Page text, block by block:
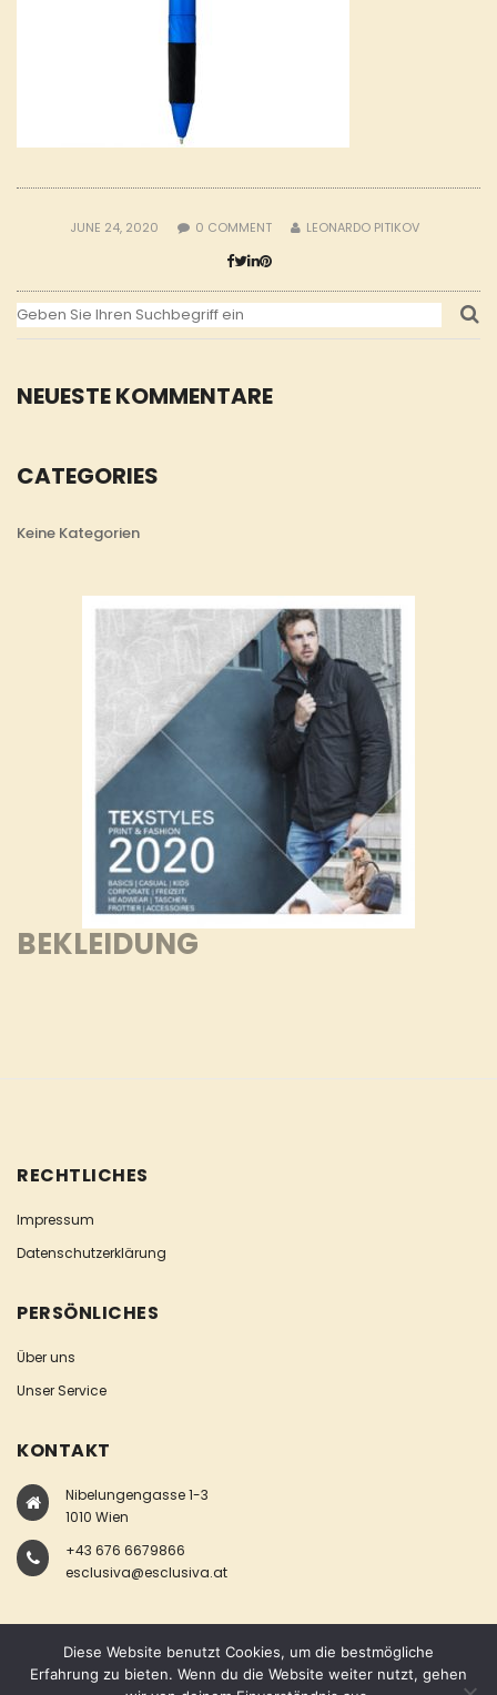
NEUESTE KOMMENTARE
CATEGORIES
Keine Kategorien
BEKLEIDUNG
JUNE 24, 2020 0 COMMENT LEONARDO PITIKOV
RECHTLICHES
Impressum
Datenschutzerklärung
PERSÖNLICHES
Über uns
Unser Service
KONTAKT
Nibelungengasse 1-3
1010 Wien
+43 676 6679866
esclusiva@esclusiva.at
Diese Website benutzt Cookies, um die bestmögliche
Erfahrung zu bieten. Wenn du die Website weiter nutzt, gehen